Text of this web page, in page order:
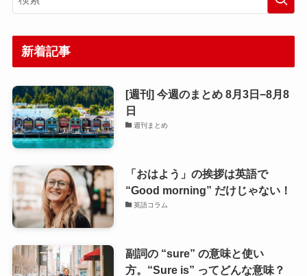
新着記事
[週刊] 今週のまとめ 8月3日−8月8
日
週刊まとめ
「おはよう」の挨拶は英語で
“Good morning” だけじゃない！
英語コラム
副詞の “sure” の意味と使い
方。“Sure is” ってどんな意味？